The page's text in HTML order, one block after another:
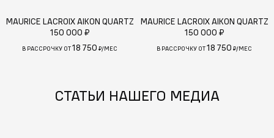
MAURICE LACROIX AIKON QUARTZ
150 000 ₽
В РАССРОЧКУ ОТ18 750 ₽/МЕС
MAURICE LACROIX AIKON QUARTZ
150 000 ₽
В РАССРОЧКУ ОТ18 750 ₽/МЕС
СТАТЬИ НАШЕГО МЕДИА